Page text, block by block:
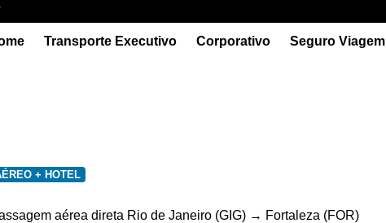
Transporte Executivo Corporativo Seguro Viagem
+ HOTEL
aérea direta Rio de Janeiro (GIG) → Fortaleza (FOR)